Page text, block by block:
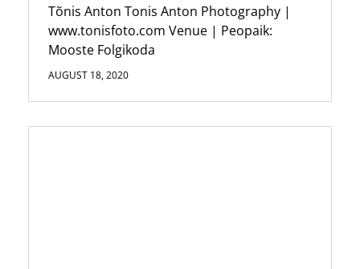
Tõnis Anton Tonis Anton Photography |
www.tonisfoto.com Venue | Peopaik:
Mooste Folgikoda
AUGUST 18, 2020